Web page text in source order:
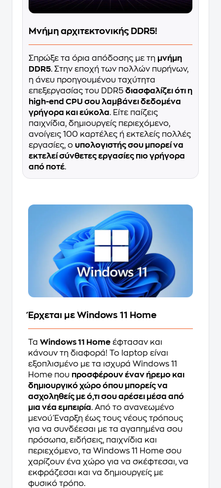
Μνήμη αρχιτεκτονικής DDR5!
Σπρώξε τα όρια απόδοσης με τη μνήμη
DDR5. Στην εποχή των πολλών πυρήνων,
η άνευ προηγουμένου ταχύτητα
επεξεργασίας του DDR5 διασφαλίζει ότι η
high-end CPU σου λαμβάνει δεδομένα
γρήγορα και εύκολα. Είτε παίζεις
παιχνίδια, δημιουργείς περιεχόμενο,
ανοίγεις 100 καρτέλες ή εκτελείς πολλές
εργασίες, ο υπολογιστής σου μπορεί να
εκτελεί σύνθετες εργασίες πιο γρήγορα
από ποτέ.
Έρχεται με Windows 11 Home
Τα Windows 11 Home έφτασαν και
κάνουν τη διαφορά! Το laptop είναι
εξοπλισμένο με τα ισχυρά Windows 11
Home που προσφέρουν έναν ήρεμο και
δημιουργικό χώρο όπου μπορείς να
ασχοληθείς με ό,τι σου αρέσει μέσα από
μια νέα εμπειρία. Από το ανανεωμένο
μενού Έναρξη έως τους νέους τρόπους
για να συνδέεσαι με τα αγαπημένα σου
πρόσωπα, ειδήσεις, παιχνίδια και
περιεχόμενο, τα Windows 11 Home σου
χαρίζουν ένα χώρο για να σκέφτεσαι, να
εκφράζεσαι και να δημιουργείς με
φυσικό τρόπο.